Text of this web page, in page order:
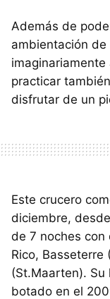
Además de
ambientación
practicar
disfrutar de un
Este crucero
diciembre,
de 7 noches con
Rico, Basseterre
(St.Maarten). Su
botado en el